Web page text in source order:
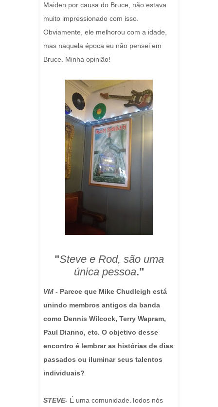
Maiden por causa do Bruce, não estava
muito impressionado com isso.
Obviamente, ele melhorou com a idade,
mas naquela época eu não pensei em
Bruce. Minha opinião!
"Steve e Rod, são uma
única pessoa."
VM - Parece que Mike Chudleigh está
unindo membros antigos da banda
como Dennis Wilcock, Terry Wapram,
Paul Dianno, etc. O objetivo desse
encontro é lembrar as histórias de dias
passados ​​ou iluminar seus talentos
individuais?
STEVE- É uma comunidade.Todos nós